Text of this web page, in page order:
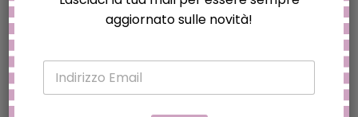
OMBRELLO MANUALE 42 CM DISNEY
aggiornato sulle novità!
E
m
a